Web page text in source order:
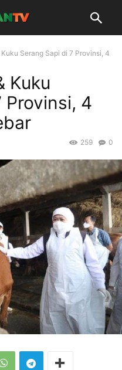
Serang Sapi di 7 Provinsi, 4
Kuku
Provinsi, 4
0
259